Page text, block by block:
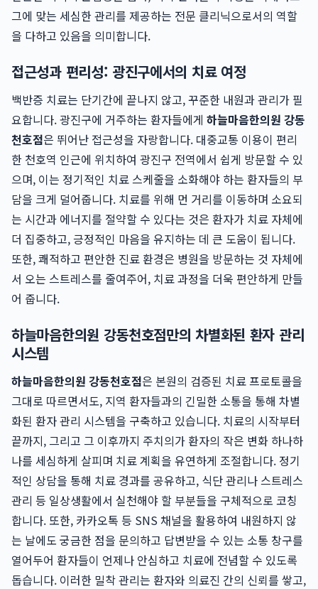
그에 맞는 세심한 관리를 제공하는 전문 클리닉으로서의 역할
을 다하고 있음을 의미합니다.
접근성과 편리성: 광진구에서의 치료 여정
백반증 치료는 단기간에 끝나지 않고, 꾸준한 내원과 관리가 필
요합니다. 광진구에 거주하는 환자들에게 하늘마음한의원 강동
천호점은 뛰어난 접근성을 자랑합니다. 대중교통 이용이 편리
한 천호역 인근에 위치하여 광진구 전역에서 쉽게 방문할 수 있
으며, 이는 정기적인 치료 스케줄을 소화해야 하는 환자들의 부
담을 크게 덜어줍니다. 치료를 위해 먼 거리를 이동하며 소요되
는 시간과 에너지를 절약할 수 있다는 것은 환자가 치료 자체에
더 집중하고, 긍정적인 마음을 유지하는 데 큰 도움이 됩니다.
또한, 쾌적하고 편안한 진료 환경은 병원을 방문하는 것 자체에
서 오는 스트레스를 줄여주어, 치료 과정을 더욱 편안하게 만들
어 줍니다.
하늘마음한의원 강동천호점만의 차별화된 환자 관리
시스템
하늘마음한의원 강동천호점은 본원의 검증된 치료 프로토콜을
그대로 따르면서도, 지역 환자들과의 긴밀한 소통을 통해 차별
화된 환자 관리 시스템을 구축하고 있습니다. 치료의 시작부터
끝까지, 그리고 그 이후까지 주치의가 환자의 작은 변화 하나하
나를 세심하게 살피며 치료 계획을 유연하게 조절합니다. 정기
적인 상담을 통해 치료 경과를 공유하고, 식단 관리나 스트레스
관리 등 일상생활에서 실천해야 할 부분들을 구체적으로 코칭
합니다. 또한, 카카오톡 등 SNS 채널을 활용하여 내원하지 않
는 날에도 궁금한 점을 문의하고 답변받을 수 있는 소통 창구를
열어두어 환자들이 언제나 안심하고 치료에 전념할 수 있도록
돕습니다. 이러한 밀착 관리는 환자와 의료진 간의 신뢰를 쌓고,